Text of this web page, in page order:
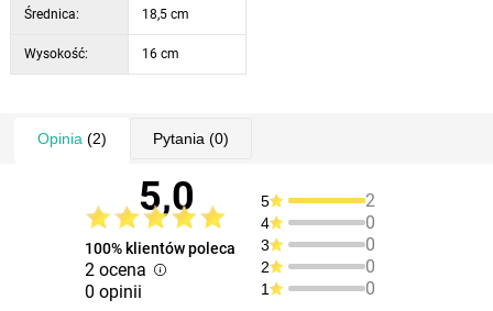
Średnica: 18,5 cm
Wysokość: 16 cm
Opinia (2) Pytania (0)
5,0
100% klientów poleca
2 ocena
0 opinii
5 2
4 0
3 0
2 0
1 0